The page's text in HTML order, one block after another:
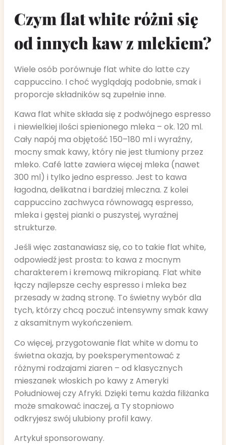
Czym flat white różni się
od innych kaw z mlekiem?
Wiele osób porównuje flat white do latte czy
cappuccino. I choć wyglądają podobnie, smak i
proporcje składników są zupełnie inne.
Kawa flat white składa się z podwójnego espresso
i niewielkiej ilości spienionego mleka – ok. 120 ml.
Cały napój ma objętość 150–180 ml i wyraźny,
mocny smak kawy, który nie jest tłumiony przez
mleko. Café latte zawiera więcej mleka (nawet
300 ml) i tylko jedno espresso. Jest to kawa
łagodna, delikatna i bardziej mleczna. Z kolei
cappuccino zachwyca równowagą espresso,
mleka i gęstej pianki o puszystej, wyraźnej
strukturze.
Jeśli więc zastanawiasz się, co to takie flat white,
odpowiedź jest prosta: to kawa z mocnym
charakterem i kremową mikropianą. Flat white
łączy najlepsze cechy espresso i mleka bez
przesady w żadną stronę. To świetny wybór dla
tych, którzy chcą poczuć intensywny smak kawy
z aksamitnym wykończeniem.
Co więcej, przygotowanie flat white w domu to
świetna okazja, by poeksperymentować z
różnymi rodzajami ziaren – od klasycznych
mieszanek włoskich po kawy z Ameryki
Południowej czy Afryki. Dzięki temu każda filiżanka
może smakować inaczej, a Ty stopniowo
odkryjesz swój ulubiony profil kawy.
Artykuł sponsorowany.